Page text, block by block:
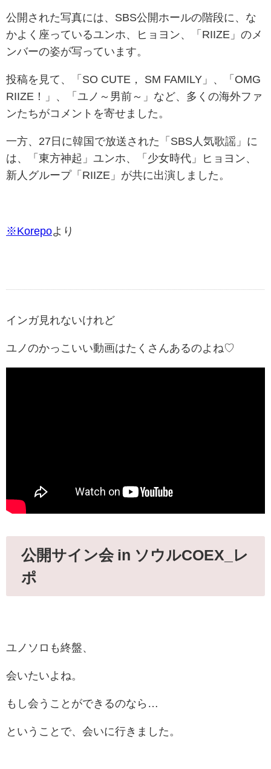
公開された写真には、SBS公開ホールの階段に、な
かよく座っているユンホ、ヒョヨン、「RIIZE」のメ
ンバーの姿が写っています。
投稿を見て、「SO CUTE， SM FAMILY」、「OMG
RIIZE！」、「ユノ～男前～」など、多くの海外ファ
ンたちがコメントを寄せました。
一方、27日に韓国で放送された「SBS人気歌謡」に
は、「東方神起」ユンホ、「少女時代」ヒョヨン、
新人グループ「RIIZE」が共に出演しました。
※Korepo より
インガ見れないけれど
ユノのかっこいい動画はたくさんあるのよね♡
公開サイン会 in ソウルCOEX_レ
ポ
ユノソロも終盤、
会いたいよね。
もし会うことができるのなら…
ということで、会いに行きました。